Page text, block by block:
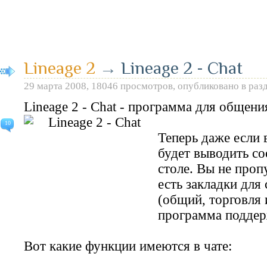
10
Lineage 2 → Lineage 2 - Chat
29 марта 2008, 18046 просмотров, опубликовано в
Lineage 2 - Chat - программа для
Теперь даже если
будет выводить
столе. Вы не
есть закладки
(общий,
программа
Вот какие функции имеются в чате: